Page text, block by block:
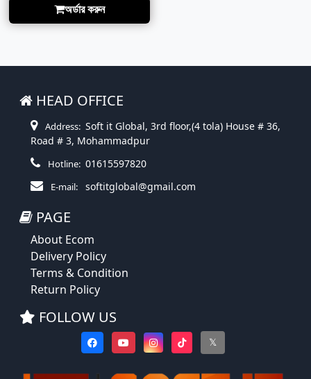
অর্ডার করুন
HEAD OFFICE
Address: Soft it Global, 3rd floor,(4 tola) House # 36,
Road # 3, Mohammadpur
Hotline: 01615597820
E-mail: softitglobal@gmail.com
PAGE
About Ecom
Delivery Policy
Terms & Condition
Return Policy
FOLLOW US
𝕏